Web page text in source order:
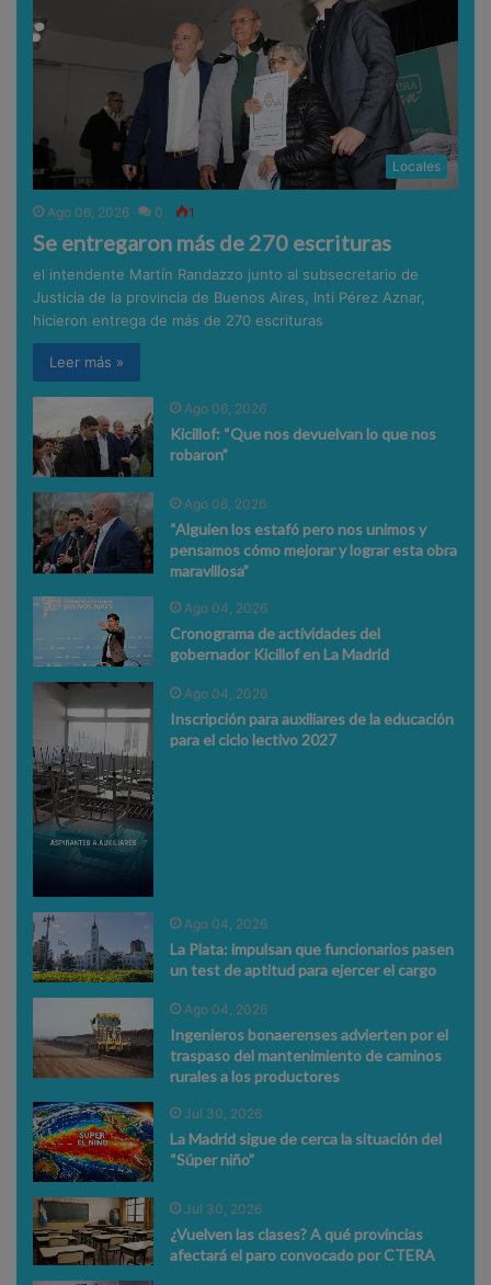
Locales
Ago 06, 2026 0 1
Se entregaron más de 270 escrituras
el intendente Martín Randazzo junto al subsecretario de
Justicia de la provincia de Buenos Aires, Inti Pérez Aznar,
hicieron entrega de más de 270 escrituras
Leer más »
Ago 06, 2026
Kicillof: “Que nos devuelvan lo que nos
robaron”
Ago 06, 2026
“Alguien los estafó pero nos unimos y
pensamos cómo mejorar y lograr esta obra
maravillosa”
Ago 04, 2026
Cronograma de actividades del
gobernador Kicillof en La Madrid
Ago 04, 2026
Inscripción para auxiliares de la educación
para el ciclo lectivo 2027
Ago 04, 2026
La Plata: impulsan que funcionarios pasen
un test de aptitud para ejercer el cargo
Ago 04, 2026
Ingenieros bonaerenses advierten por el
traspaso del mantenimiento de caminos
rurales a los productores
Jul 30, 2026
La Madrid sigue de cerca la situación del
“Súper niño”
Jul 30, 2026
¿Vuelven las clases? A qué provincias
afectará el paro convocado por CTERA